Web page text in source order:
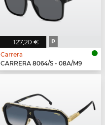
127,20 € P
Carrera
CARRERA 8064/S - 08A/M9